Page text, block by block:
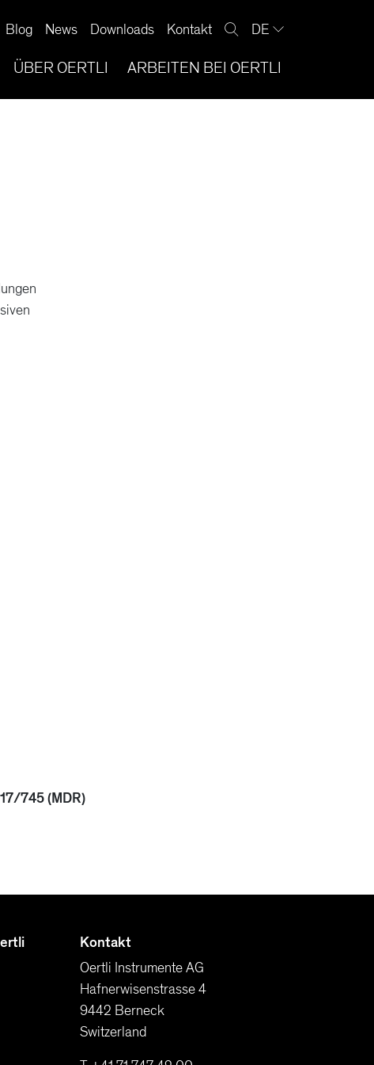
Blog News Downloads Kontakt DE
ÜBER OERTLI ARBEITEN BEI OERTLI
745 (MDR)
Kontakt
Oertli Instrumente AG
Hafnerwisenstrasse 4
9442 Berneck
Switzerland